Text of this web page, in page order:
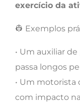
exercício da
👷 Exemplos
• Um auxiliar
passa longos
• Um motorista
com impacto